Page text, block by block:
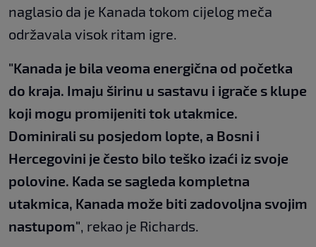
naglasio da je Kanada tokom cijelog meča
održavala visok ritam igre.
"Kanada je bila veoma energična od početka
do kraja. Imaju širinu u sastavu i igrače s klupe
koji mogu promijeniti tok utakmice.
Dominirali su posjedom lopte, a Bosni i
Hercegovini je često bilo teško izaći iz svoje
polovine. Kada se sagleda kompletna
utakmica, Kanada može biti zadovoljna svojim
nastupom" , rekao je Richards.